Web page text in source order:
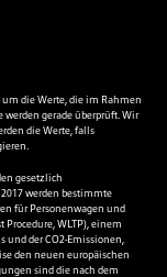
um die Werte, die im Rahmen
werden gerade überprüft. Wir
die Werte, falls
gesetzlich
werden bestimmte
für Personenwagen und
WLTP), einem
der CO2-Emissionen,
den neuen europäischen
sind die nach dem